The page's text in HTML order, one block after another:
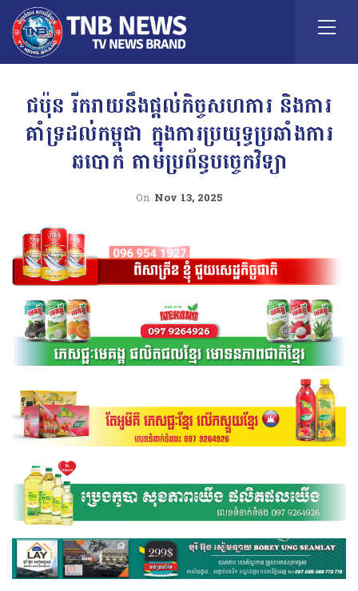
ជប៉ុន រីករាយនឹងផ្តល់កិច្ចសហការ និងការ
គាំទ្រដល់កម្ពុជា ក្នុងការប្រយុទ្ធប្រឆាំងការ
ឆបោក តាមប្រព័ន្ធបច្ចេកវិទ្យា
On Nov 13, 2025